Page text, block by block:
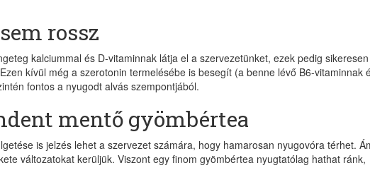
rossz
kalciummal és D-vitaminnak látja el a szervezetünket, ezek pedig sikeresen
kívül még a szerotonin termelésébe is besegít (a benne lévő B6-vitaminnak
fontos a nyugodt alvás szempontjából.
mentő gyömbértea
is jelzés lehet a szervezet számára, hogy hamarosan nyugovóra térhet.
változatokat kerüljük. Viszont egy finom gyömbértea nyugtatólag hathat ránk,